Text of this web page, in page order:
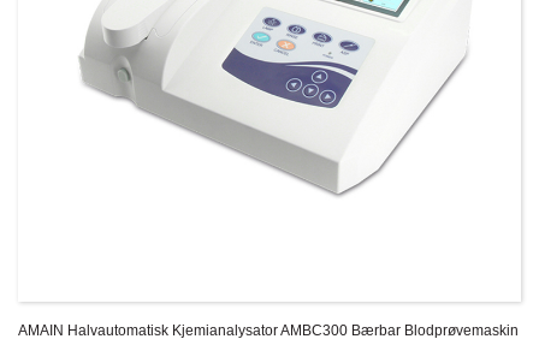
AMAIN Halvautomatisk Kjemianalysator AMBC300 Bærbar Blodprøvemaskin